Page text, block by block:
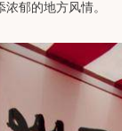
郁的地方风情。